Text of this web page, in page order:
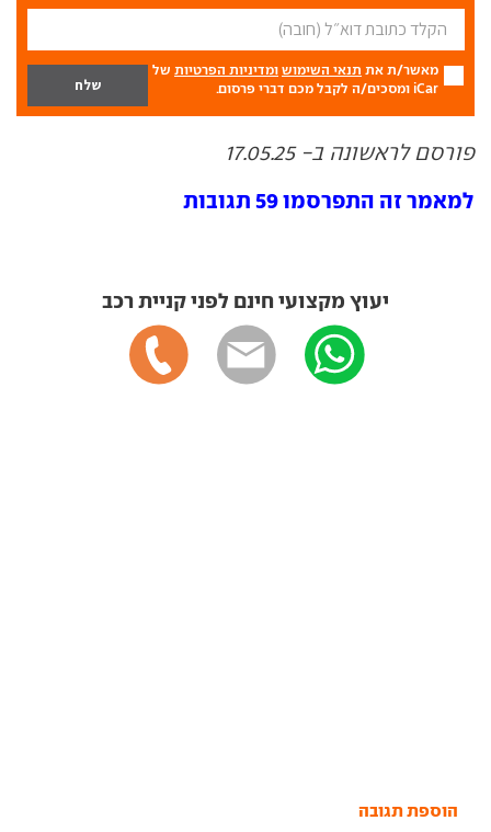
מאשר/ת את תנאי השימוש ומדיניות הפרטיות של
iCar ומסכים/ה לקבל מכם דברי פרסום.
פורסם לראשונה ב- 17.05.25
למאמר זה התפרסמו 59 תגובות
יעוץ מקצועי חינם לפני קניית רכב
הוספת תגובה